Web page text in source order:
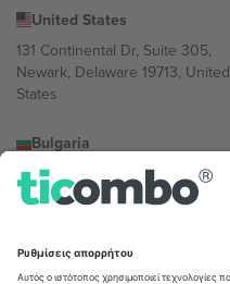
United States
131 Continental Dr, Suite 305,
Newark, Delaware 19713, United
States
Bulgaria
Regus Sofia City West, bul
Totleben 53-55, 1606 Sofia,
Mexico